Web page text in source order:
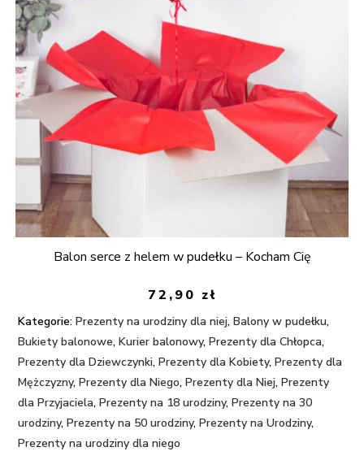
Balon serce z helem w pudełku – Kocham Cię
72,90 zł
Kategorie: Prezenty na urodziny dla niej,Balony w pudełku,
Bukiety balonowe,Kurier balonowy,Prezenty dla Chłopca,
Prezenty dla Dziewczynki,Prezenty dla Kobiety,Prezenty dla
Mężczyzny,Prezenty dla Niego,Prezenty dla Niej,Prezenty
dla Przyjaciela,Prezenty na 18 urodziny,Prezenty na 30
urodziny,Prezenty na 50 urodziny,Prezenty na Urodziny,
Prezenty na urodziny dla niego